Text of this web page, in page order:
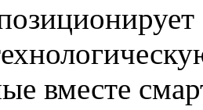
вместе